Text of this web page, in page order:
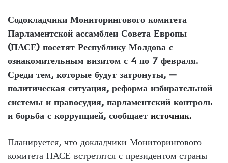
Содокладчики Мониторингового комитета
Парламентской ассамблеи Совета Европы
(ПАСЕ) посетят Республику Молдова с
ознакомительным визитом с 4 по 7 февраля.
Среди тем, которые будут затронуты, —
политическая ситуация, реформа избирательной
системы и правосудия, парламентский контроль
и борьба с коррупцией, сообщает источник.
Планируется, что докладчики Мониторингового
комитета ПАСЕ встретятся с президентом страны